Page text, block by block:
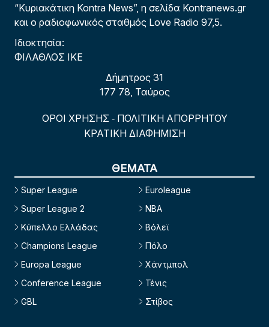
“Κυριακάτικη Kontra News”, η σελίδα Kontranews.gr
και ο ραδιοφωνικός σταθμός Love Radio 97,5.
Ιδιοκτησία:
ΦΙΛΑΘΛΟΣ ΙΚΕ
Δήμητρος 31
177 78, Ταύρος
ΟΡΟΙ ΧΡΗΣΗΣ - ΠΟΛΙΤΙΚΗ ΑΠΟΡΡΗΤΟΥ
ΚΡΑΤΙΚΗ ΔΙΑΦΗΜΙΣΗ
ΘΕΜΑΤΑ
Super League
Super League 2
Κύπελλο Ελλάδας
Champions League
Europa League
Conference League
GBL
Euroleague
NBA
Βόλεϊ
Πόλο
Χάντμπολ
Τένις
Στίβος